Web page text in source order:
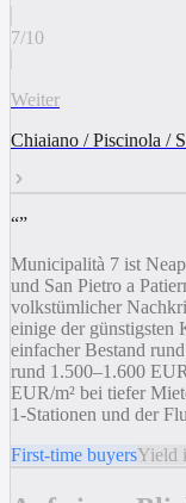
7/10
Weiter
Chiaiano / Piscinola /
“”
Municipalità 7 ist
und San Pietro a
volkstümlicher
einige der günstigsten
einfacher Bestand
rund 1.500–1.600
EUR/m² bei tiefer
1-Stationen und der
First-time buyersYield